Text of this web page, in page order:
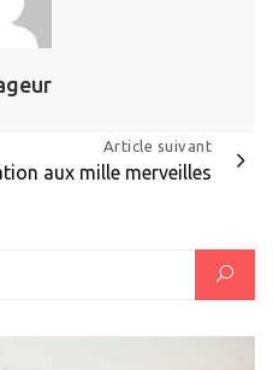
Article suivant
aux mille merveilles